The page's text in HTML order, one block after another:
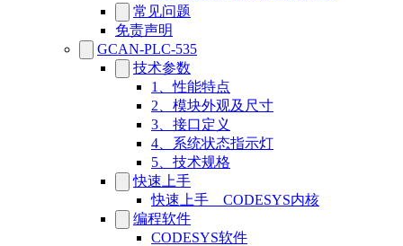
常见问题
免责声明
GCAN-PLC-535
技术参数
1、性能特点
2、模块外观及尺寸
3、接口定义
4、系统状态指示灯
5、技术规格
快速上手
快速上手__CODESYS内核
编程软件
CODESYS软件